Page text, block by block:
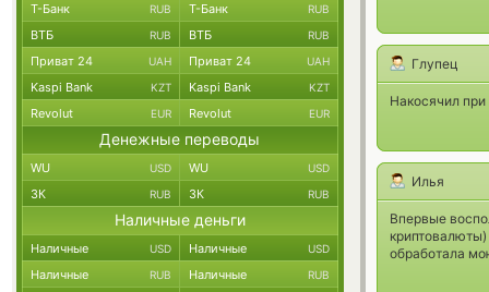
Глупец
Накосячил
Илья
Впервые
обработала
Т-Банк RUB Т-Банк RUB
ВТБ RUB ВТБ RUB
Приват 24 UAH Приват 24 UAH
Kaspi Bank KZT Kaspi Bank KZT
Revolut EUR Revolut EUR
Денежные переводы
WU USD WU USD
ЗК RUB ЗК RUB
Наличные деньги
Наличные USD Наличные USD
Наличные RUB Наличные RUB